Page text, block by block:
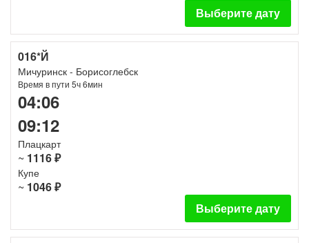
Выберите дату
016*Й
Мичуринск - Борисоглебск
Время в пути 5ч 6мин
04:06
09:12
Плацкарт
~ 1116 ₽
Купе
~ 1046 ₽
Выберите дату